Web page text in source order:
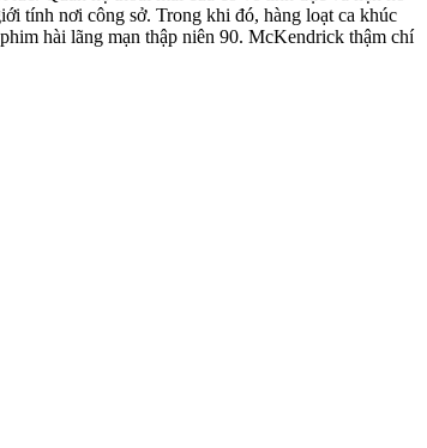
tính nơi công sở. Trong khi đó, hàng loạt ca khúc
hài lãng mạn thập niên 90. McKendrick thậm chí